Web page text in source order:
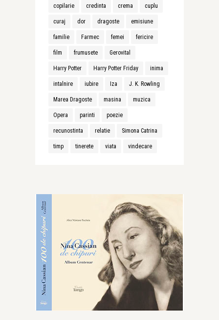
copilarie credinta crema cuplu
curaj dor dragoste emisiune
familie Farmec femei fericire
film frumusete Gerovital
Harry Potter Harry Potter Friday inima
intalnire iubire Iza J. K. Rowling
Marea Dragoste masina muzica
Opera parinti poezie
recunostinta relatie Simona Catrina
timp tinerete viata vindecare